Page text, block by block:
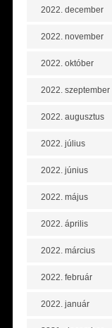
2022. december
2022. november
2022. október
2022. szeptember
2022. augusztus
2022. július
2022. június
2022. május
2022. április
2022. március
2022. február
2022. január